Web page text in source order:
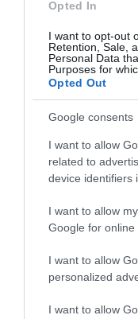
Opted In
I want to opt-out
Retention, Sale,
Personal Data
Purposes for
Opted Out
Google consents
I want to allow
related to
device identifiers
I want to allow
Google for online
I want to allow
personalized
I want to allow
A palmai katedrális
Yaroslav
lakosok
globálisan is
turizmusban:
ember utazott
az előző évnél. Az
globális GDP 10,3